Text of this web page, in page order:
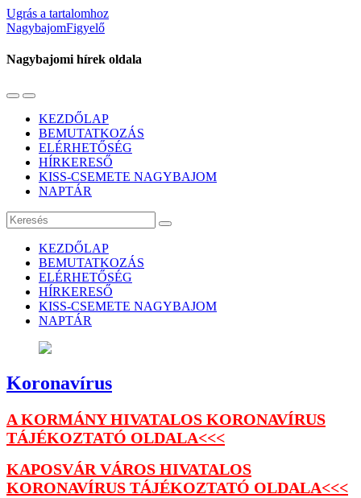
Ugrás a tartalomhoz
NagybajomFigyelő
Nagybajomi hírek oldala
Váltás
mobil
menüre
Használja
keresés
mezőt
KEZDŐLAP
BEMUTATKOZÁS
ELÉRHETŐSÉG
HÍRKERESŐ
KISS-CSEMETE NAGYBAJOM
NAPTÁR
Keresés
KEZDŐLAP
BEMUTATKOZÁS
ELÉRHETŐSÉG
HÍRKERESŐ
KISS-CSEMETE NAGYBAJOM
NAPTÁR
Koronavírus
A KORMÁNY HIVATALOS KORONAVÍRUS
TÁJÉKOZTATÓ OLDALA<<<
KAPOSVÁR VÁROS HIVATALOS
KORONAVÍRUS TÁJÉKOZTATÓ OLDALA<<<